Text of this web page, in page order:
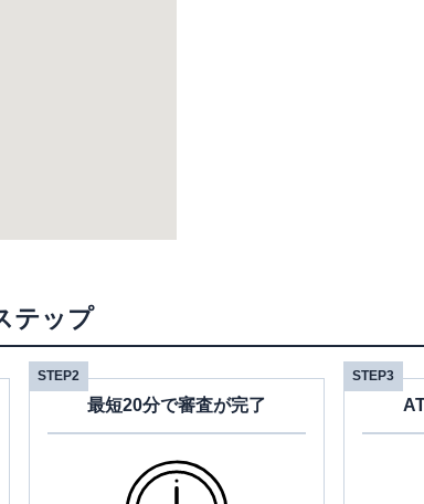
テップ
STEP2
最短20分で審査が完了
STEP3